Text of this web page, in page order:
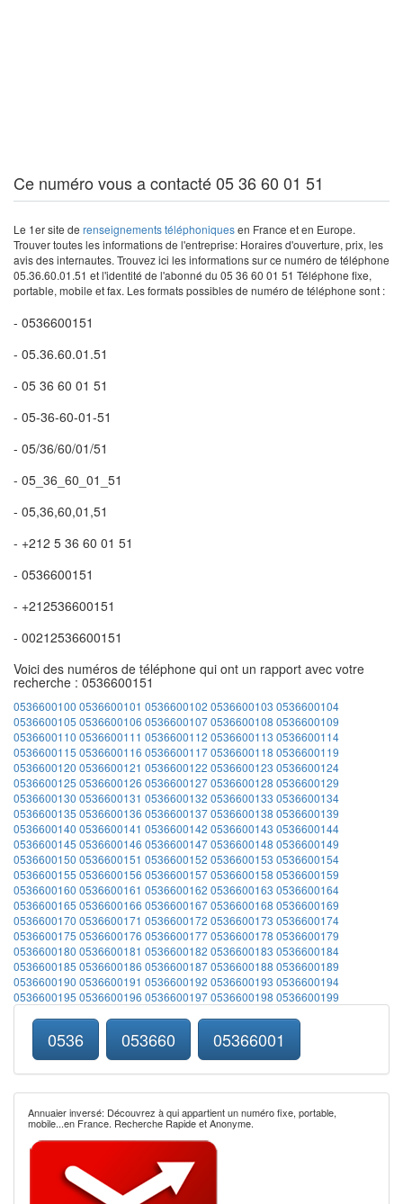
Ce numéro vous a contacté 05 36 60 01 51
Le 1er site de renseignements téléphoniquesen France et en Europe.
Trouver toutes les informations de l'entreprise: Horaires d'ouverture, prix, les
avis des internautes. Trouvez ici les informations sur ce numéro de téléphone
05.36.60.01.51 et l'identité de l'abonné du 05 36 60 01 51 Téléphone fixe,
portable, mobile et fax. Les formats possibles de numéro de téléphone sont :
- 0536600151
- 05.36.60.01.51
- 05 36 60 01 51
- 05-36-60-01-51
- 05/36/60/01/51
- 05_36_60_01_51
- 05,36,60,01,51
- +212 5 36 60 01 51
- 0536600151
- +212536600151
- 00212536600151
Voici des numéros de téléphone qui ont un rapport avec votre
recherche : 0536600151
0536600100 0536600101 0536600102 0536600103 0536600104
0536600105 0536600106 05366001070536600108 0536600109
0536600110 0536600111 0536600112 0536600113 0536600114
0536600115 0536600116 05366001170536600118 0536600119
0536600120 0536600121 0536600122 0536600123 0536600124
0536600125 0536600126 05366001270536600128 0536600129
0536600130 0536600131 0536600132 0536600133 0536600134
0536600135 0536600136 05366001370536600138 0536600139
0536600140 0536600141 0536600142 0536600143 0536600144
0536600145 0536600146 05366001470536600148 0536600149
0536600150 0536600151 0536600152 0536600153 0536600154
0536600155 0536600156 05366001570536600158 0536600159
0536600160 0536600161 0536600162 0536600163 0536600164
0536600165 0536600166 05366001670536600168 0536600169
0536600170 0536600171 0536600172 0536600173 0536600174
0536600175 0536600176 05366001770536600178 0536600179
0536600180 0536600181 0536600182 0536600183 0536600184
0536600185 0536600186 05366001870536600188 0536600189
0536600190 0536600191 0536600192 0536600193 0536600194
0536600195 0536600196 05366001970536600198 0536600199
0536 053660 05366001
Annuaier inversé: Découvrez à qui appartient un numéro fixe, portable,
mobile...en France. Recherche Rapide et Anonyme.